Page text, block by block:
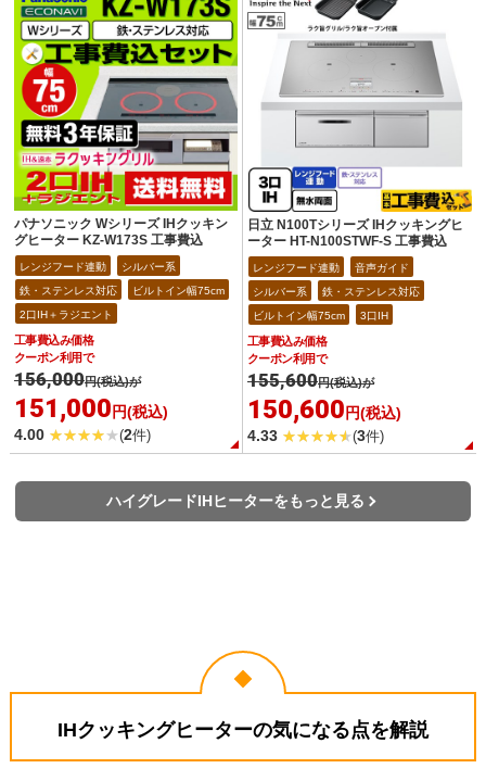
パナソニック Wシリーズ IHクッキン
グヒーター KZ-W173S 工事費込
レンジフード連動
シルバー系
鉄・ステンレス対応
ビルトイン幅75cm
2口IH＋ラジエント
工事費込み価格
クーポン利用で
156,000円(税込)が
151,000円(税込)
4.00
(2件)
日立 N100Tシリーズ IHクッキングヒ
ーター HT-N100STWF-S 工事費込
レンジフード連動
音声ガイド
シルバー系
鉄・ステンレス対応
ビルトイン幅75cm
3口IH
工事費込み価格
クーポン利用で
155,600円(税込)が
150,600円(税込)
4.33
(3件)
ハイグレードIHヒーターをもっと見る
IHクッキングヒーターの気になる点を解説